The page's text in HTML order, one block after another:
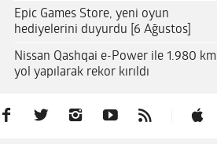
Epic Games Store, yeni oyun
hediyelerini duyurdu [6 Ağustos]
Nissan Qashqai e-Power ile 1.980 km
yol yapılarak rekor kırıldı